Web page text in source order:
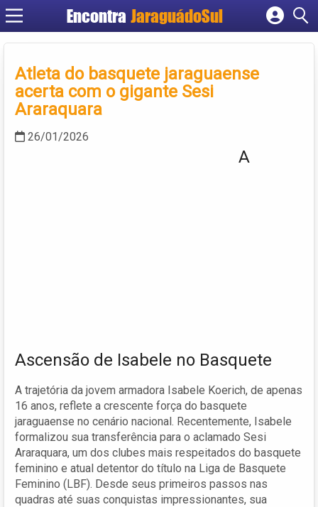
Encontra JaraguádoSul
Cadastrar empresa
Criar conta
Atleta do basquete jaraguaense
acerta com o gigante Sesi
Araraquara
26/01/2026
A
Ascensão de Isabele no Basquete
A trajetória da jovem armadora Isabele Koerich, de apenas
16 anos, reflete a crescente força do basquete
jaraguaense no cenário nacional. Recentemente, Isabele
formalizou sua transferência para o aclamado Sesi
Araraquara, um dos clubes mais respeitados do basquete
feminino e atual detentor do título na Liga de Basquete
Feminino (LBF). Desde seus primeiros passos nas
quadras até suas conquistas impressionantes, sua